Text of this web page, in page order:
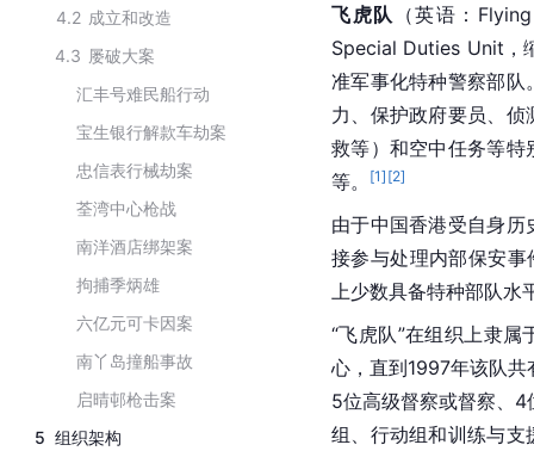
4.2 成立和改造
4.3 屡破大案
汇丰号难民船行动
宝生银行解款车劫案
忠信表行械劫案
荃湾中心枪战
南洋酒店绑架案
拘捕季炳雄
六亿元可卡因案
南丫岛撞船事故
启晴邨枪击案
5 组织架构
飞虎队 （英语 ：
Special Duties Unit，
准军事化特种警察部队
力、保护政府要员、
救等）和空中任务等特
等。
[1] [2]
由于中国香港受自身
接参与处理内部保安事
上少数具备特种部队
“飞虎队”在组织上隶属
心，直到1997年该队
5位高级督察或督察、4
组、行动组和训练与支